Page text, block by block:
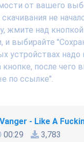
от вашего
не
жмите над
выбирайте
устройствах надо
после чего
по ссылке".
- Like A
00:29
3,783